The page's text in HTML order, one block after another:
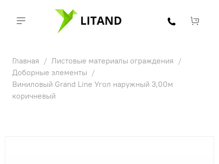
Главная
Листовые материалы ограждения
Доборные элементы
Виниловый Grand Line Угол наружный 3,00м
коричневый